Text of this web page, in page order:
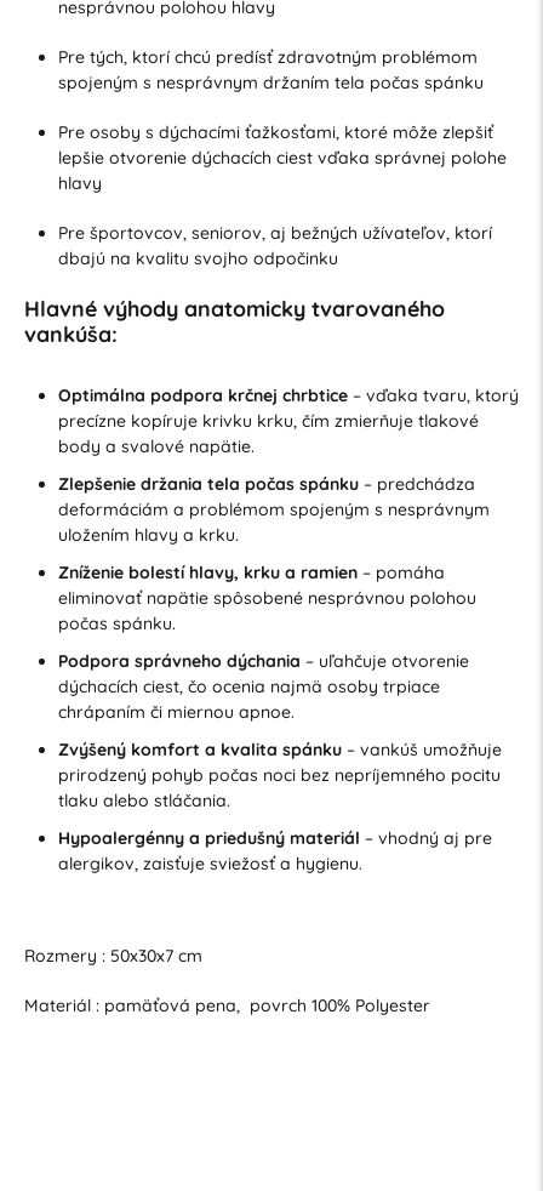
nesprávnou polohou hlavy
Pre tých, ktorí chcú predísť zdravotným problémom
spojeným s nesprávnym držaním tela počas spánku
Pre osoby s dýchacími ťažkosťami, ktoré môže zlepšiť
lepšie otvorenie dýchacích ciest vďaka správnej polohe
hlavy
Pre športovcov, seniorov, aj bežných užívateľov, ktorí
dbajú na kvalitu svojho odpočinku
Hlavné výhody anatomicky tvarovaného
vankúša:
Optimálna podpora krčnej chrbtice– vďaka tvaru, ktorý
precízne kopíruje krivku krku, čím zmierňuje tlakové
body a svalové napätie.
Zlepšenie držania tela počas spánku– predchádza
deformáciám a problémom spojeným s nesprávnym
uložením hlavy a krku.
Zníženie bolestí hlavy, krku a ramien– pomáha
eliminovať napätie spôsobené nesprávnou polohou
počas spánku.
Podpora správneho dýchania – uľahčuje otvorenie
dýchacích ciest, čo ocenia najmä osoby trpiace
chrápaním či miernou apnoe.
Zvýšený komfort a kvalita spánku– vankúš umožňuje
prirodzený pohyb počas noci bez nepríjemného pocitu
tlaku alebo stláčania.
Hypoalergénny a priedušný materiál – vhodný aj pre
alergikov, zaisťuje sviežosť a hygienu.
Rozmery : 50x30x7 cm
Materiál : pamäťová pena, povrch 100% Polyester